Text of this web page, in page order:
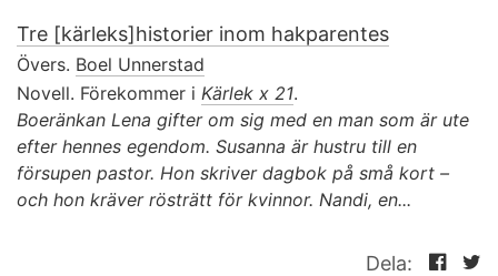
Tre [kärleks]historier inom hakparentes
Övers. Boel Unnerstad
Novell. Förekommer i Kärlek x 21.
Boeränkan Lena gifter om sig med en man som är ute
efter hennes egendom. Susanna är hustru till en
försupen pastor. Hon skriver dagbok på små kort –
och hon kräver rösträtt för kvinnor. Nandi, en...
Dela: